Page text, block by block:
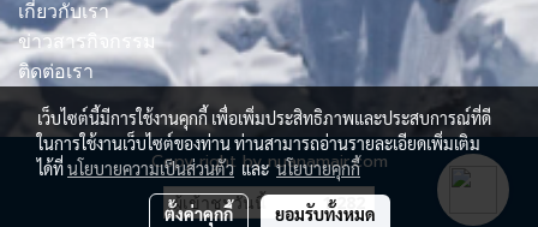
เกี่ยวกับเรา
ข่าวสารกิจกรรม
ติดต่อเรา
Copy right by nuanamair.com
ผู้เข้าชมขณะนี้ 187
เว็บไซต์นี้มีการใช้งานคุกกี้ เพื่อเพิ่มประสิทธิภาพและประสบการณ์ที่ดี
ในการใช้งานเว็บไซต์ของท่าน ท่านสามารถอ่านรายละเอียดเพิ่มเติม
ได้ที่นโยบายความเป็นส่วนตัวและนโยบายคุกกี้
ตั้งค่าคุกกี้ ยอมรับทั้งหมด